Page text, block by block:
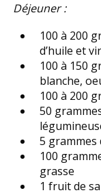
Déjeuner :
100 à 200
d’huile et
100 à 150
blanche,
100 à 200
50
5
100
grasse
1 fruit de